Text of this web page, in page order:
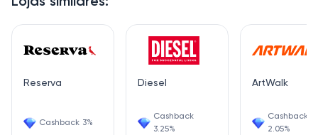
Reserva
Cashback 3%
Diesel
Cashback
3.25%
ArtWalk
Cashback
2.05%